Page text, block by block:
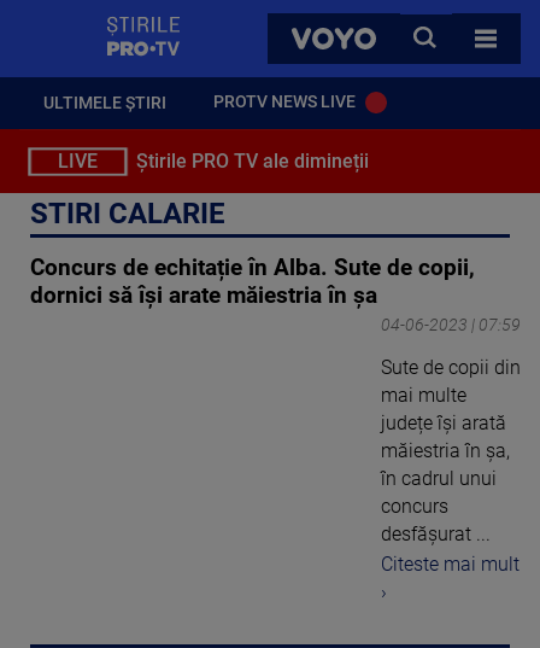
VOYO
CAUTA
TOATE
ULTIMELE ȘTIRI PROTV NEWS LIVE
LIVE Știrile PRO TV ale dimineții
STIRI CALARIE
Concurs de echitație în Alba. Sute de copii,
dornici să își arate măiestria în șa
04-06-2023 | 07:59
Sute de copii din
mai multe
județe își arată
măiestria în șa,
în cadrul unui
concurs
desfășurat ...
Citeste mai mult
›